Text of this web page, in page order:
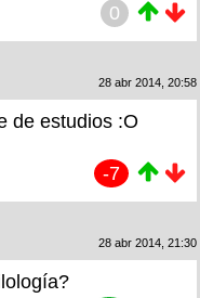
0
28 abr 2014, 20:58
de estudios :O
-7
28 abr 2014, 21:30